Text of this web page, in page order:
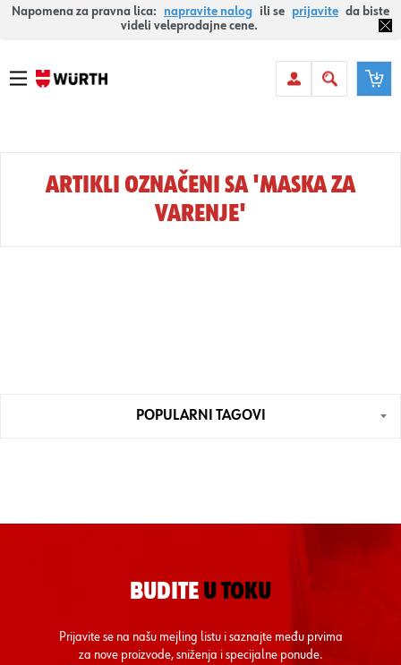
Napomena za pravna lica: napravite nalog ili se prijavite da biste
videli veleprodajne cene.
ARTIKLI OZNAČENI SA 'MASKA ZA
VARENJE'
POPULARNI TAGOVI
BUDITE U TOKU
Prijavite se na našu mejling listu i saznajte među prvima
za nove proizvode, sniženja i specijalne ponude.